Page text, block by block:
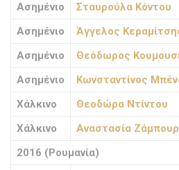
Ασημένιο
Σταυρούλα Κόντου
Ασημένιο
Άγγελος
Ασημένιο
Θεόδωρος
Ασημένιο
Κωνσταντίνος
Χάλκινο
Θεοδώρα Ντίντου
Χάλκινο
Αναστασία
2016 (Ρουμανία)